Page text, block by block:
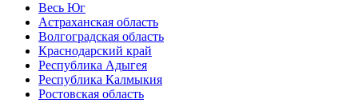
Весь Юг
Астраханская область
Волгоградская область
Краснодарский край
Республика Адыгея
Республика Калмыкия
Ростовская область